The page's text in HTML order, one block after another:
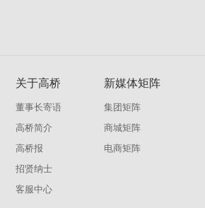
关于高桥
董事长寄语
高桥简介
高桥报
招贤纳士
客服中心
新媒体矩阵
集团矩阵
商城矩阵
电商矩阵